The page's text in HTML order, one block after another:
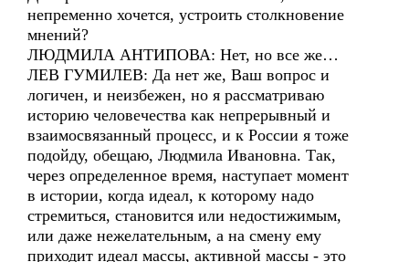
непременно хочется, устроить столкновение
мнений?
ЛЮДМИЛА АНТИПОВА: Нет, но все же…
ЛЕВ ГУМИЛЕВ: Да нет же, Ваш вопрос и
логичен, и неизбежен, но я рассматриваю
историю человечества как непрерывный и
взаимосвязанный процесс, и к России я тоже
подойду, обещаю, Людмила Ивановна. Так,
через определенное время, наступает момент
в истории, когда идеал, к которому надо
стремиться, становится или недостижимым,
или даже нежелательным, а на смену ему
приходит идеал массы, активной массы - это